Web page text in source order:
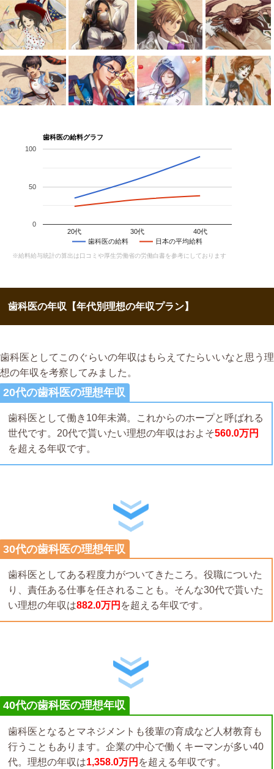
歯科医の給料グラフ
歯科医の給料 日本の平均給料
20代 30代 40代
0
50
100
※給料給与統計の算出は口コミや厚生労働省の労働白書を参考にしております
歯科医の年収【年代別理想の年収プラン】
歯科医としてこのぐらいの年収はもらえてたらいいなと思う理
想の年収を考察してみました。
20代の歯科医の理想年収
歯科医として働き10年未満。これからのホープと呼ばれる
世代です。20代で貰いたい理想の年収はおよそ560.0万円
を超える年収です。
30代の歯科医の理想年収
歯科医としてある程度力がついてきたころ。役職についた
り、責任ある仕事を任されることも。そんな30代で貰いた
い理想の年収は882.0万円 を超える年収です。
40代の歯科医の理想年収
歯科医となるとマネジメントも後輩の育成など人材教育も
行うこともあります。企業の中心で働くキーマンが多い40
代。理想の年収は1,358.0万円 を超える年収です。